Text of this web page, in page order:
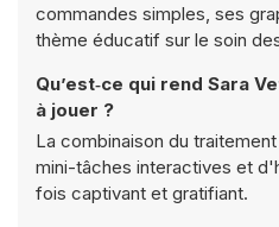
commandes simples, ses
thème éducatif sur le soin
Qu’est‑ce qui rend Sara
à jouer ?
La combinaison du
mini-tâches interactives et
fois captivant et gratifiant.